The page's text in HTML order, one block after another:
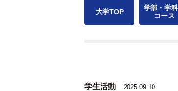
大学TOP
学部・学科
コース
学生活動 2025.09.10